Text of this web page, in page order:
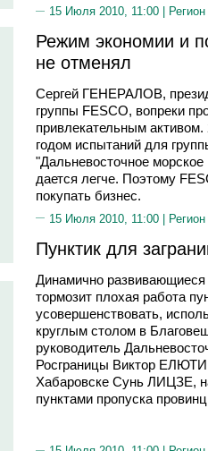
15 Июля 2010, 11:00 |
Режим экономии и
не отменял
Сергей ГЕНЕРАЛОВ,
группы FESCO, вопреки
привлекательным активом.
годом испытаний для
"Дальневосточное
дается легче. Поэтому
покупать бизнес.
15 Июля 2010, 11:00 |
Пунктик для
Динамично
тормозит плохая работа
усовершенствовать,
круглым столом в
руководитель
Росграницы Виктор
Хабаровске Сунь ЛИЦЗЕ,
пунктами пропуска